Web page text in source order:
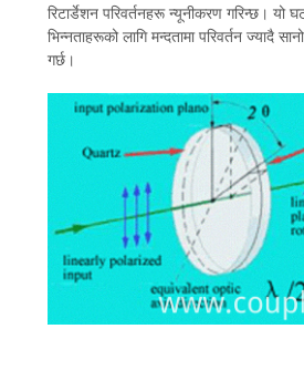
रिटार्डेशन परिवर्तनहरू न्यूनीकरण गरिन्छ। यो
भिन्नताहरूको लागि मन्दतामा परिवर्तन ज्यादै
गर्छ।